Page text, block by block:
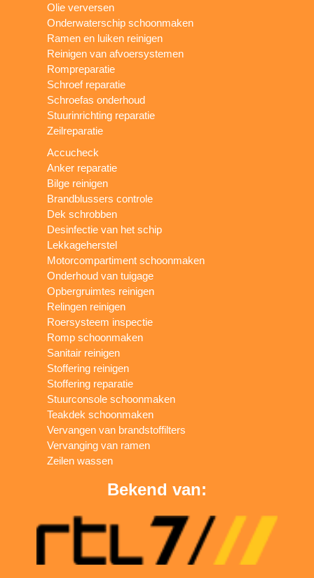
Olie verversen
Onderwaterschip schoonmaken
Ramen en luiken reinigen
Reinigen van afvoersystemen
Rompreparatie
Schroef reparatie
Schroefas onderhoud
Stuurinrichting reparatie
Zeilreparatie
Accucheck
Anker reparatie
Bilge reinigen
Brandblussers controle
Dek schrobben
Desinfectie van het schip
Lekkageherstel
Motorcompartiment schoonmaken
Onderhoud van tuigage
Opbergruimtes reinigen
Relingen reinigen
Roersysteem inspectie
Romp schoonmaken
Sanitair reinigen
Stoffering reinigen
Stoffering reparatie
Stuurconsole schoonmaken
Teakdek schoonmaken
Vervangen van brandstoffilters
Vervanging van ramen
Zeilen wassen
Bekend van: